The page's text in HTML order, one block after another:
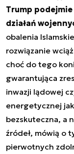
Trump
działań
obalenia
rozwiązanie
choć do tego
gwarantująca
inwazji lądowej
energetycznej
bezskuteczna, a
źródeł, mówią o
pierwotnych